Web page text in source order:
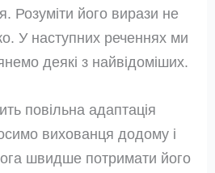
Розуміти його вирази не
У наступних реченнях ми
деякі з найвідоміших.
повільна адаптація
вихованця додому і
швидше потримати його